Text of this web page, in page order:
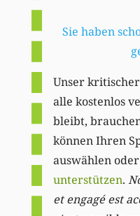
Sie haben
Unser
alle kostenlos
bleibt,
können Ihren
auswählen oder
unterstützen.
et engagé est